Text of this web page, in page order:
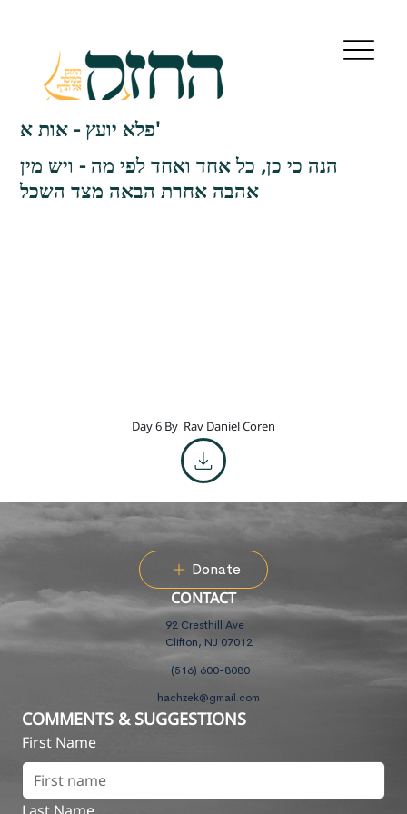
פלא יועץ - אות א'
הנה כי כן, כל אחד ואחד לפי מה - ויש מין
אהבה אחרת הבאה מצד השכל
Day 6 By Rav Daniel Coren
Donate
CONTACT
92 Cresthill Ave
Clifton, NJ 07012
(516) 600-8080
hachzek@gmail.com
COMMENTS & SUGGESTIONS
First Name